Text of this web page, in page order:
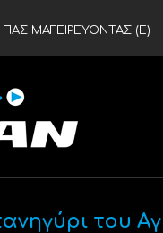
ΠΑΣ ΜΑΓΕΙΡΕΥΟΝΤΑΣ (Ε)
του